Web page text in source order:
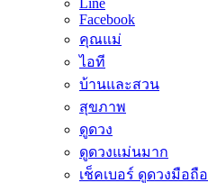
Line
Facebook
คุณแม่
ไอที
บ้านและสวน
สุขภาพ
ดูดวง
ดูดวงแม่นมาก
เช็คเบอร์ ดูดวงมือถือ